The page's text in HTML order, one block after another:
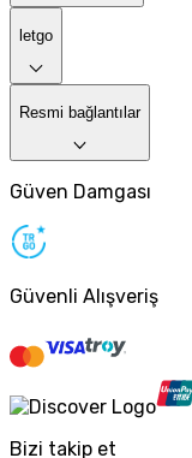
letgo
Resmi bağlantılar
Güven Damgası
Güvenli Alışveriş
Bizi takip et